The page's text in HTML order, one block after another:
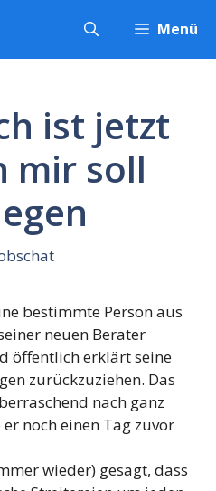
Menü
ist jetzt
mir soll
bestimmte Person aus
neuen Berater
öffentlich erklärt seine
zurückzuziehen. Das
nach ganz
noch einen Tag zuvor
wieder) gesagt, dass